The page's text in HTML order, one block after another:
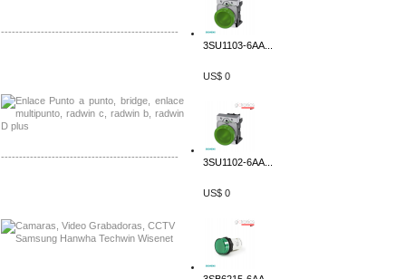
-------------------------------------------------
-------------------------------------------------
3SU1103-6AA...
US$ 0
3SU1102-6AA...
US$ 0